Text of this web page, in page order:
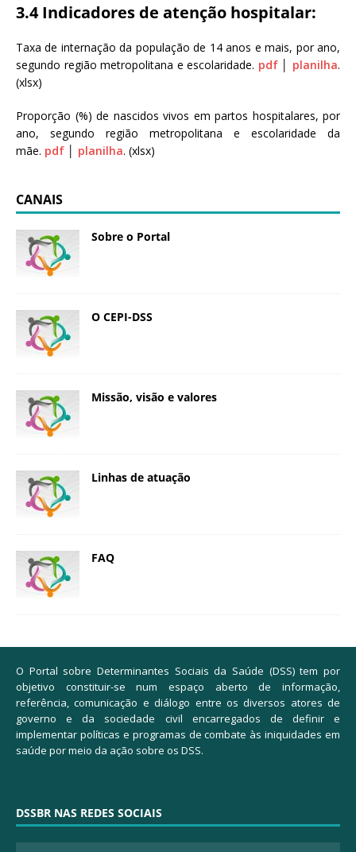
3.4 Indicadores de atenção hospitalar:
Taxa de internação da população de 14 anos e mais, por ano,
segundo região metropolitana e escolaridade. pdf│ planilha.
(xlsx)
Proporção (%) de nascidos vivos em partos hospitalares, por
ano, segundo região metropolitana e escolaridade da
mãe. pdf planilha. (xlsx)
CANAIS
Sobre o Portal
O CEPI-DSS
Missão, visão e valores
Linhas de atuação
FAQ
O Portal sobre Determinantes Sociais da Saúde (DSS) tem por
objetivo constituir-se num espaço aberto de informação,
referência, comunicação e diálogo entre os diversos atores de
governo e da sociedade civil encarregados de definir e
implementar políticas e programas de combate às iniquidades em
saúde por meio da ação sobre os DSS.
DSSBR NAS REDES SOCIAIS